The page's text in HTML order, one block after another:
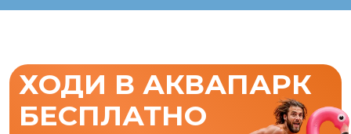
БЕСПЛАТНО
Только для
клиентов H2O Life
НАПРИМЕР, МОЖНО
ПРИОБРЕСТИ: